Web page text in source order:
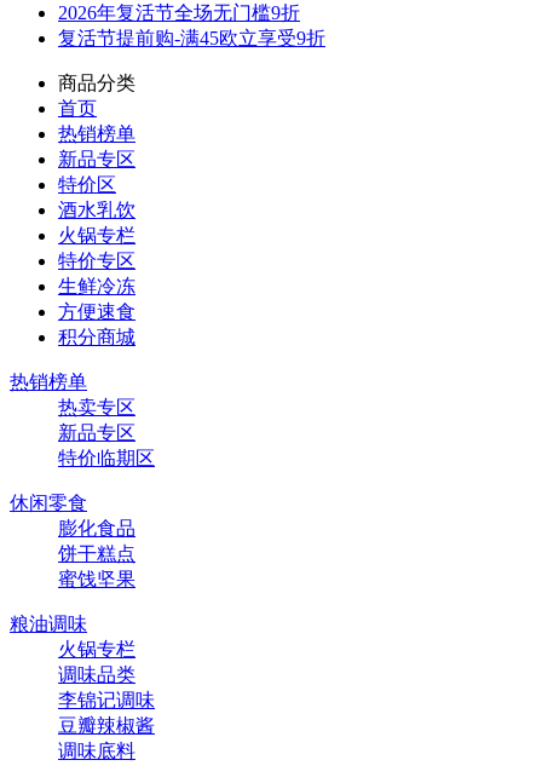
2026年复活节全场无门槛9折
复活节提前购-满45欧立享受9折
商品分类
首页
热销榜单
新品专区
特价区
酒水乳饮
火锅专栏
特价专区
生鲜冷冻
方便速食
积分商城
热销榜单
热卖专区
新品专区
特价临期区
休闲零食
膨化食品
饼干糕点
蜜饯坚果
粮油调味
火锅专栏
调味品类
李锦记调味
豆瓣辣椒酱
调味底料